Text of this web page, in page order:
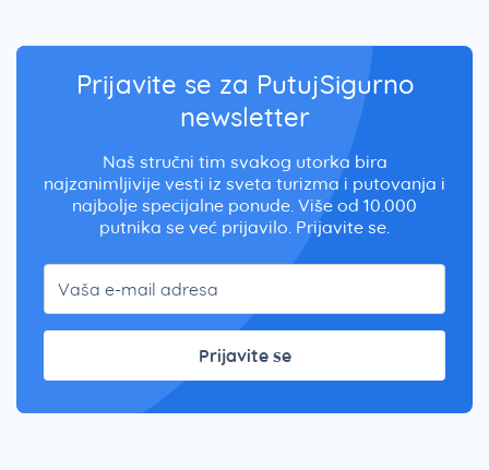
Prijavite se za PutujSigurno
newsletter
Naš stručni tim svakog utorka bira
najzanimljivije vesti iz sveta turizma i putovanja i
najbolje specijalne ponude. Više od 10.000
putnika se već prijavilo. Prijavite se.
Prijavite se